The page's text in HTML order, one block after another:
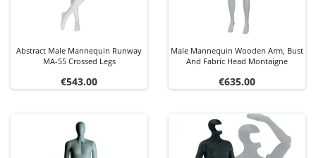
Abstract Male Mannequin Runway
MA-55 Crossed Legs
Price
€543.00
Male Mannequin Wooden Arm, Bust
And Fabric Head Montaigne
Price
€635.00